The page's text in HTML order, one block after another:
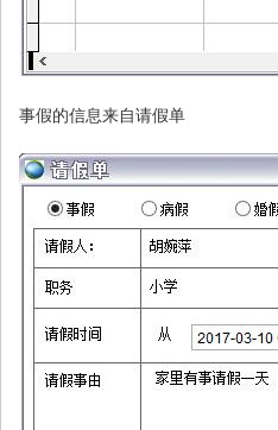
事假的信息来自请假单